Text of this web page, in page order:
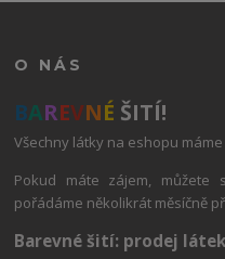
O NÁS
BAREVNÉ ŠITÍ!
Všechny látky na eshopu máme
Pokud máte zájem,
pořádáme několikrát měsíčně
Barevné šití: prodej